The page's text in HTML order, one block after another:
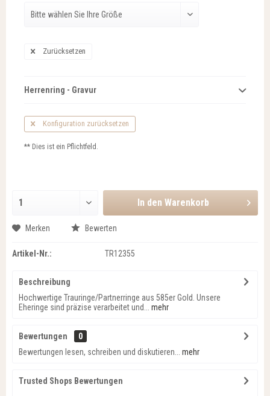
Zurücksetzen
Herrenring - Gravur
Konfiguration zurücksetzen
** Dies ist ein Pflichtfeld.
In den Warenkorb
Merken Bewerten
Artikel-Nr.: TR12355
Beschreibung
Hochwertige Trauringe/Partnerringe aus 585er Gold. Unsere
Eheringe sind präzise verarbeitet und...
mehr
Bewertungen
0
Bewertungen lesen, schreiben und diskutieren...
mehr
Trusted Shops Bewertungen